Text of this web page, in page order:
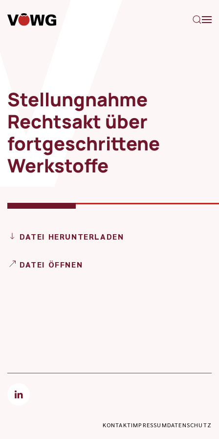
Zum Hauptinhalt springen
Stellungnahme
Rechtsakt über
fortgeschrittene
Werkstoffe
DATEI HERUNTERLADEN
DATEI ÖFFNEN
KONTAKTIMPRESSUMDATENSCHUTZ